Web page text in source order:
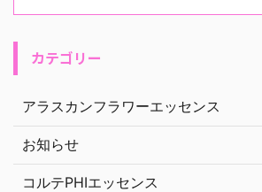
カテゴリー
アラスカンフラワーエッセンス
お知らせ
コルテPHIエッセンス